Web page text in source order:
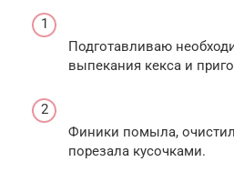
Подготавливаю
выпекания кекса и
Финики помыла,
порезала кусочками.